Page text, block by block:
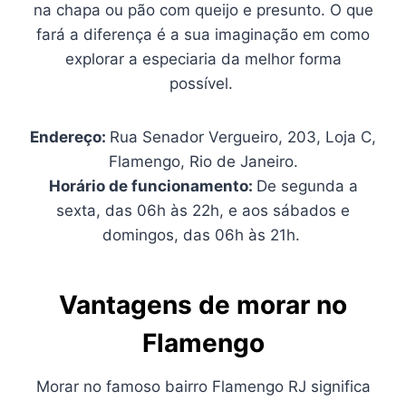
na chapa ou pão com queijo e presunto. O que
fará a diferença é a sua imaginação em como
explorar a especiaria da melhor forma
possível.
Endereço: Rua Senador Vergueiro, 203, Loja C,
Flamengo, Rio de Janeiro.
Horário de funcionamento: De segunda a
sexta, das 06h às 22h, e aos sábados e
domingos, das 06h às 21h.
Vantagens de morar no
Flamengo
Morar no famoso bairro Flamengo RJ significa